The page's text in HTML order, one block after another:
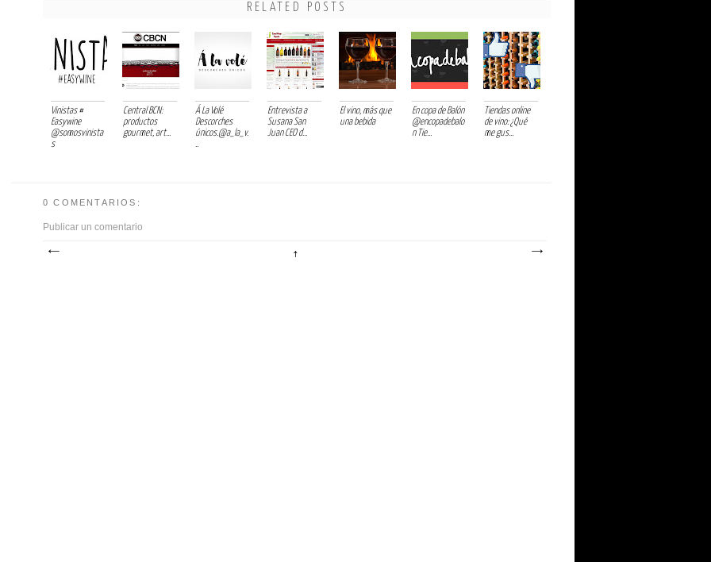
RELATED POSTS
Vinistas #
Easywine
@somosvinista
s
Central BCN:
productos
gourmet, art...
Á La Volé
Descorches
únicos.@a_la_v.
..
Entrevista a
Susana San
Juan CEO d...
El vino, más que
una bebida
En copa de Balón
@encopadebalo
n Tie...
Tiendas online
de vino: ¿Qué
me gus...
0 COMENTARIOS:
Publicar un comentario